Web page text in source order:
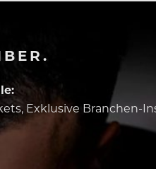
Exklusive Branchen-